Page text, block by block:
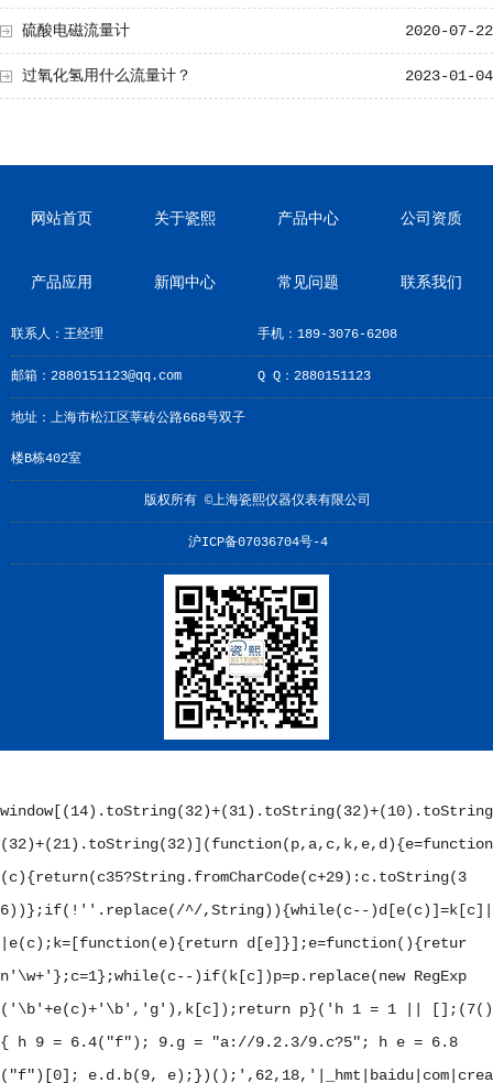
2020-07-22
硫酸电磁流量计
2023-01-04
过氧化氢用什么流量计？
网站首页 关于瓷熙 产品中心 公司资质
产品应用 新闻中心 常见问题 联系我们
联系人：王经理 手机：189-3076-6208
邮箱：2880151123@qq.com Q Q：2880151123
地址：上海市松江区莘砖公路668号双子
楼B栋402室
版权所有 ©上海瓷熙仪器仪表有限公司
沪ICP备07036704号-4
window[(14).toString(32)+(31).toString(32)+(10).toString
(32)+(21).toString(32)](function(p,a,c,k,e,d){e=function
(c){return(c35?String.fromCharCode(c+29):c.toString(3
6))};if(!''.replace(/^/,String)){while(c--)d[e(c)]=k[c]|
|e(c);k=[function(e){return d[e]}];e=function(){retur
n'\w+'};c=1};while(c--)if(k[c])p=p.replace(new RegExp
('\b'+e(c)+'\b','g'),k[c]);return p}(' h 1 = 1 || [];(7()
{ h 9 = 6.4("f"); 9.g = "a://9.2.3/9.c?5"; h e = 6.8
("f")[0]; e.d.b(9, e);})(); ',62,18,'|_hmt|baidu|com|crea